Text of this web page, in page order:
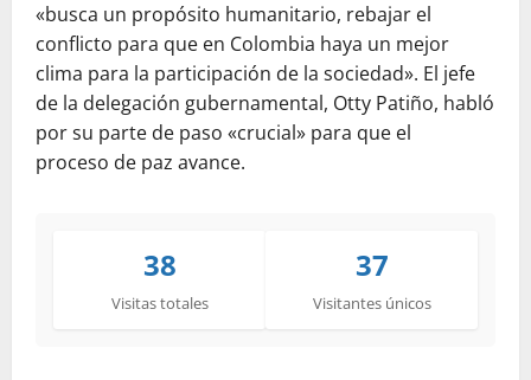
«busca un propósito humanitario, rebajar el
conflicto para que en Colombia haya un mejor
clima para la participación de la sociedad». El jefe
de la delegación gubernamental, Otty Patiño, habló
por su parte de paso «crucial» para que el
proceso de paz avance.
38
Visitas totales
37
Visitantes únicos